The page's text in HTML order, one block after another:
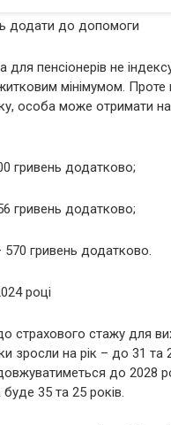
додати до допомоги
пенсіонерів не
мінімумом. Проте
особа може отримати
гривень додатково;
гривень додатково;
570 гривень додатково.
році
страхового стажу для
зросли на рік – до 31 та
до 2028
35 та 25 років.